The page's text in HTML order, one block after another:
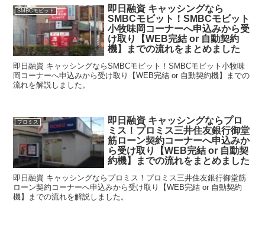
SMBCモビット
即日融資 キャッシングなら
SMBCモビット！SMBCモビット
小牧味岡コーナーへ申込みから受
け取り【WEB完結 or 自動契約
機】までの流れをまとめました
即日融資 キャッシングならSMBCモビット！SMBCモビット小牧味
岡コーナーへ申込みから受け取り【WEB完結 or 自動契約機】までの
流れを解説しました。
プロミス
即日融資 キャッシングならプロ
ミス！プロミス三井住友銀行御堂
筋ローン契約コーナーへ申込みか
ら受け取り【WEB完結 or 自動契
約機】までの流れをまとめました
即日融資 キャッシングならプロミス！プロミス三井住友銀行御堂筋
ローン契約コーナーへ申込みから受け取り【WEB完結 or 自動契約
機】までの流れを解説しました。